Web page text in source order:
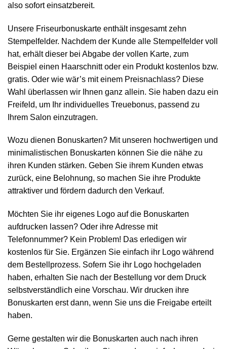
also sofort einsatzbereit.
Unsere Friseurbonuskarte enthält insgesamt zehn
Stempelfelder. Nachdem der Kunde alle Stempelfelder voll
hat, erhält dieser bei Abgabe der vollen Karte, zum
Beispiel einen Haarschnitt oder ein Produkt kostenlos bzw.
gratis. Oder wie wär’s mit einem Preisnachlass? Diese
Wahl überlassen wir Ihnen ganz allein. Sie haben dazu ein
Freifeld, um Ihr individuelles Treuebonus, passend zu
Ihrem Salon einzutragen.
Wozu dienen Bonuskarten? Mit unseren hochwertigen und
minimalistischen Bonuskarten können Sie die nähe zu
ihren Kunden stärken. Geben Sie ihrem Kunden etwas
zurück, eine Belohnung, so machen Sie ihre Produkte
attraktiver und fördern dadurch den Verkauf.
Möchten Sie ihr eigenes Logo auf die Bonuskarten
aufdrucken lassen? Oder ihre Adresse mit
Telefonnummer? Kein Problem! Das erledigen wir
kostenlos für Sie. Ergänzen Sie einfach ihr Logo während
dem Bestellprozess. Sofern Sie ihr Logo hochgeladen
haben, erhalten Sie nach der Bestellung vor dem Druck
selbstverständlich eine Vorschau. Wir drucken ihre
Bonuskarten erst dann, wenn Sie uns die Freigabe erteilt
haben.
Gerne gestalten wir die Bonuskarten auch nach ihren